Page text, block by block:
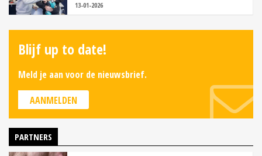
13-01-2026
Blijf up to date!
Meld je aan voor de nieuwsbrief.
AANMELDEN
PARTNERS